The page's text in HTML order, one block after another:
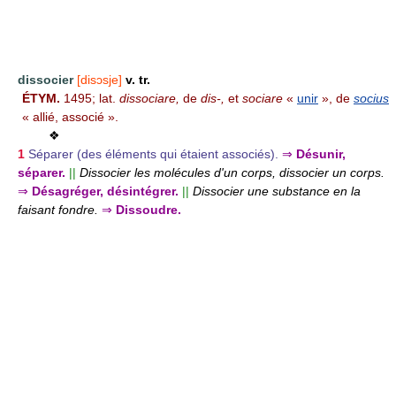
dissocier [disɔsje] v. tr.
ÉTYM. 1495; lat. dissociare, de dis-, et sociare « unir », de socius
« allié, associé ».
❖
1 Séparer (des éléments qui étaient associés). ⇒ Désunir,
séparer. || Dissocier les molécules d'un corps, dissocier un corps.
⇒ Désagréger, désintégrer. || Dissocier une substance en la
faisant fondre. ⇒ Dissoudre.